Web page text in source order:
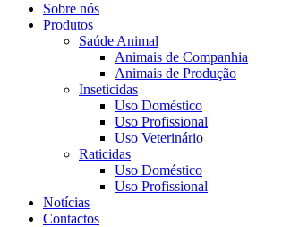
Sobre nós
Produtos
Saúde Animal
Animais de Companhia
Animais de Produção
Inseticidas
Uso Doméstico
Uso Profissional
Uso Veterinário
Raticidas
Uso Doméstico
Uso Profissional
Notícias
Contactos